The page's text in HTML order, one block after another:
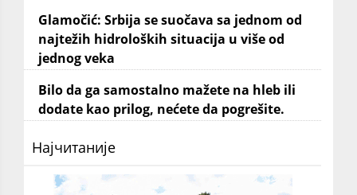
Glamočić: Srbija se suočava sa jednom od
najtežih hidroloških situacija u više od
jednog veka
Bilo da ga samostalno mažete na hleb ili
dodate kao prilog, nećete da pogrešite.
Најчитаније